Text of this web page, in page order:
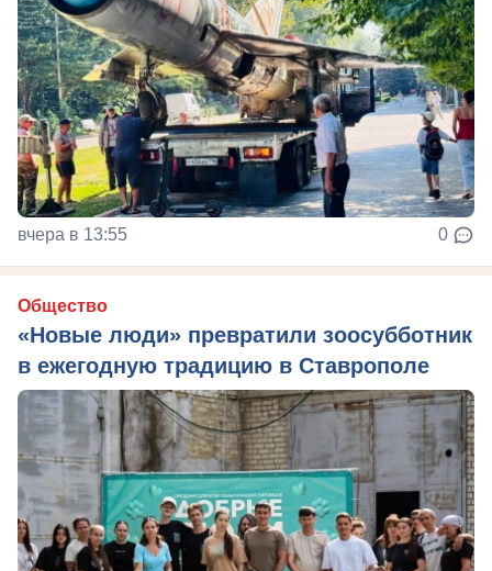
вчера в 13:55 0
Общество
«Новые люди» превратили зоосубботник
в ежегодную традицию в Ставрополе